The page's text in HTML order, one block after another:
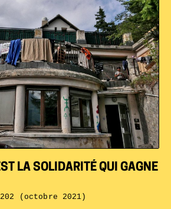
LA SOLIDARITÉ QUI GAGNE
(octobre 2021)